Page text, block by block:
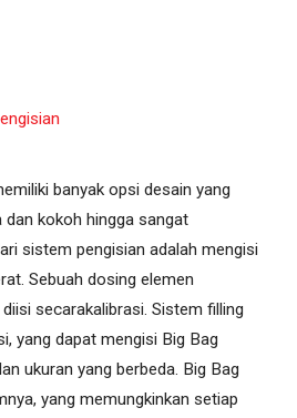
banyak opsi desain yang
dan kokoh hingga sangat
sistem pengisian adalah mengisi
Sebuah dosing elemen
secarakalibrasi. Sistem filling
yang dapat mengisi Big Bag
ukuran yang berbeda. Big Bag
yang memungkinkan setiap